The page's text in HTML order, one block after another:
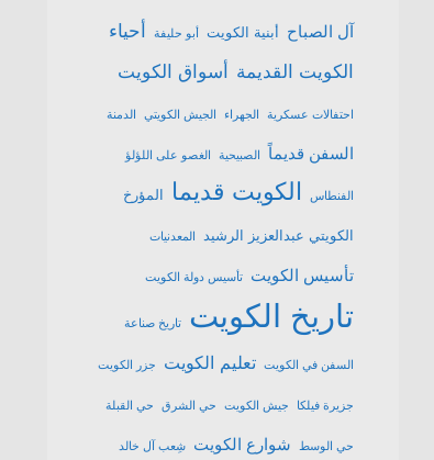
آل الصباح أبنية الكويت أبو حليفة
أحياء
الكويت القديمة أسواق الكويت
احتفالات عسكرية الجهراء الجيش الكويتي الدمنة
السفن قديماً الصبيحية الغصو على اللؤلؤ
الفنطاس الكويت قديما المؤرخ
الكويتي عبدالعزيز الرشيد المعدنيات
تأسيس الكويت تأسيس دولة الكويت
تاريخ الكويت تاريخ صناعة
السفن في الكويت تعليم الكويت جزر الكويت
جزيرة فيلكا جيش الكويت حي الشرق حي القبلة
حي الوسط شوارع الكويت شِعب آل خالد